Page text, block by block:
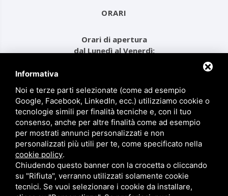
ORARI
Orari di apertura
dal Lunedì al Venerdì:
MENU
Prodotti
Chi siamo
Contatti
Privacy
Informativa
Noi e terze parti selezionate (come ad esempio
Google, Facebook, LinkedIn, ecc.) utilizziamo cookie o
tecnologie simili per finalità tecniche e, con il tuo
consenso, anche per altre finalità come ad esempio
per mostrati annunci personalizzati e non
personalizzati più utili per te, come specificato nella
cookie policy.
Chiudendo questo banner con la crocetta o cliccando
su "Rifiuta", verranno utilizzati solamente cookie
tecnici. Se vuoi selezionare i cookie da installare,